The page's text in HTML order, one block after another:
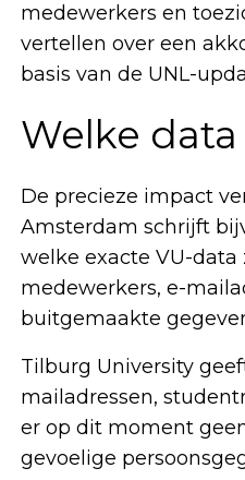
medewerkers en
vertellen over een
basis van de UNL-
Welke
De precieze impact
Amsterdam schrijft
welke exacte VU-
medewerkers, e-
buitgemaakte
Tilburg University
mailadressen,
er op dit moment
gevoelige